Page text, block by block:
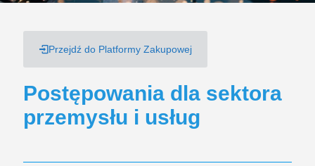
Przejdź do Platformy Zakupowej
Postępowania dla sektora
przemysłu i usług